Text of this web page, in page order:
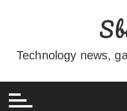
conteúdo
Technology news,